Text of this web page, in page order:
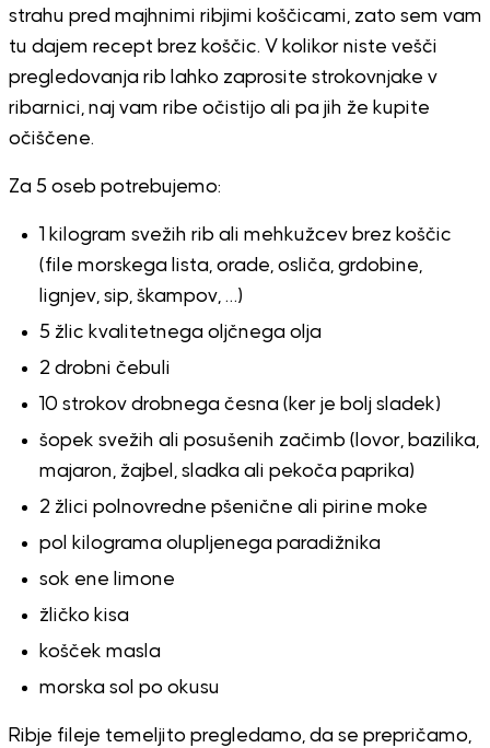
strahu pred majhnimi ribjimi koščicami, zato sem vam
tu dajem recept brez koščic. V kolikor niste vešči
pregledovanja rib lahko zaprosite strokovnjake v
ribarnici, naj vam ribe očistijo ali pa jih že kupite
očiščene.
Za 5 oseb potrebujemo:
1 kilogram svežih rib ali mehkužcev brez koščic
(file morskega lista, orade, osliča, grdobine,
lignjev, sip, škampov, …)
5 žlic kvalitetnega oljčnega olja
2 drobni čebuli
10 strokov drobnega česna (ker je bolj sladek)
šopek svežih ali posušenih začimb (lovor, bazilika,
majaron, žajbel, sladka ali pekoča paprika)
2 žlici polnovredne pšenične ali pirine moke
pol kilograma olupljenega paradižnika
sok ene limone
žličko kisa
košček masla
morska sol po okusu
Ribje fileje temeljito pregledamo, da se prepričamo,